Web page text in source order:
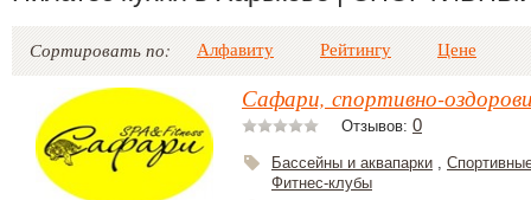
Сортировать по: Алфавиту Рейтингу Цене
Сафари, спортивно-
Отзывов: 0
Бассейны и аквапарки ,
Фитнес-клубы